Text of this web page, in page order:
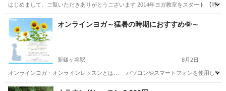
はじめまして、ご覧いただきありがとうございます 2014年ヨガ教室をスタート 【呼
千葉 柏市 柏駅 ヨガ オンライン
オンラインヨガ～猛暑の時期におすすめ🌞～
新鎌ヶ谷駅 8月2日
オンラインヨガ・オンラインレッスンとは… パソコンやスマートフォンを使用して
千葉 白井市 新鎌ヶ谷駅 オンライン